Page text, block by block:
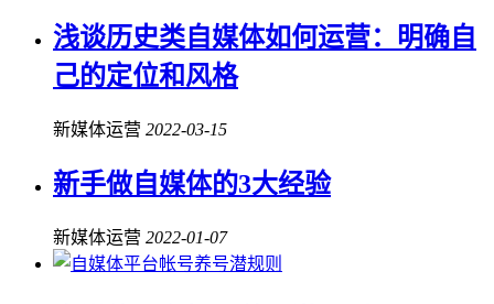
浅谈历史类自媒体如何运营：明确自
己的定位和风格
新媒体运营 2022-03-15
新手做自媒体的3大经验
新媒体运营 2022-01-07